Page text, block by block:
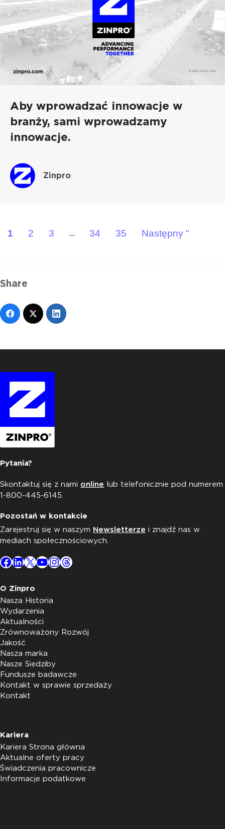
Aby wprowadzać innowacje w
branży, sami wprowadzamy
innowacje.
Zinpro
1 2 3 ... 34 35 Następny "
Share
Pytania?
Skontaktuj się z nami online lub telefonicznie pod numerem
1-800-445-6145.
Pozostań w kontakcie
Zarejestruj się w naszym Newsletterze i znajdź nas w
mediach społecznościowych.
Facebook
LinkedIn
X YouTube
Instagram
Threads
O Zinpro
Nasza Historia
Wydarzenia
Aktualności
Zrównoważony Rozwój
Jakość
Nasza marka
Nasze Siedziby
Fundusze badawcze
Kontakt w sprawie sprzedaży
Kontakt
Kariera
Kariera Strona główna
Aktualne oferty pracy
Świadczenia pracownicze
Informacje podatkowe